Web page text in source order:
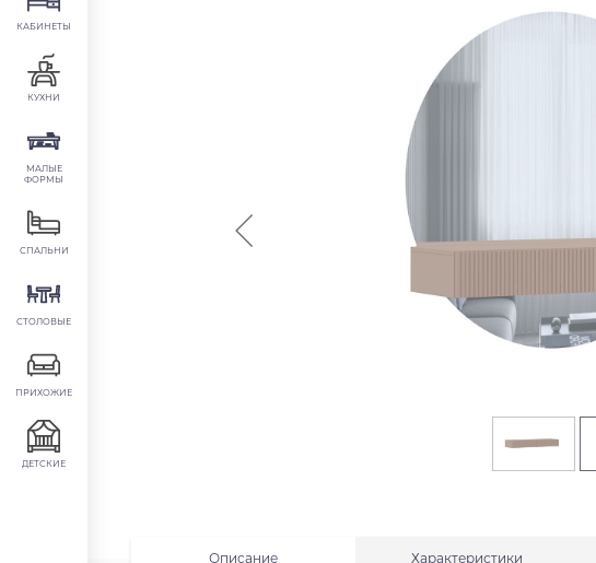
КАБИНЕТЫ
КУХНИ
МАЛЫЕ
ФОРМЫ
СПАЛЬНИ
СТОЛОВЫЕ
ПРИХОЖИЕ
ДЕТСКИЕ
Описание Характеристики